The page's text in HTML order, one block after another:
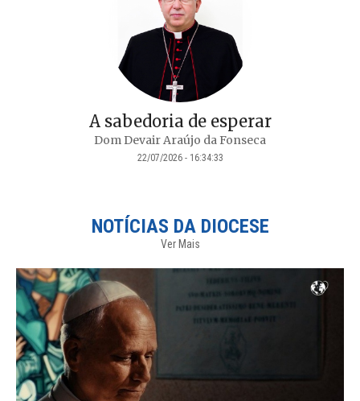
A sabedoria de esperar
Dom Devair Araújo da Fonseca
22/07/2026 - 16:34:33
NOTÍCIAS DA DIOCESE
Ver Mais